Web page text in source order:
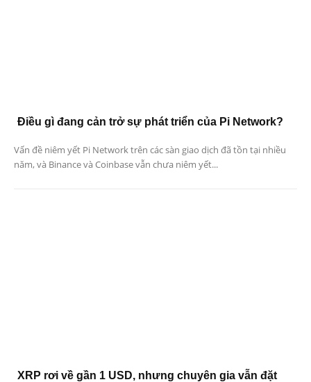
Điều gì đang cản trở sự phát triển của Pi Network?
Vấn đề niêm yết Pi Network trên các sàn giao dịch đã tồn tại nhiều
năm, và Binance và Coinbase vẫn chưa niêm yết...
XRP rơi về gần 1 USD, nhưng chuyên gia vẫn đặt